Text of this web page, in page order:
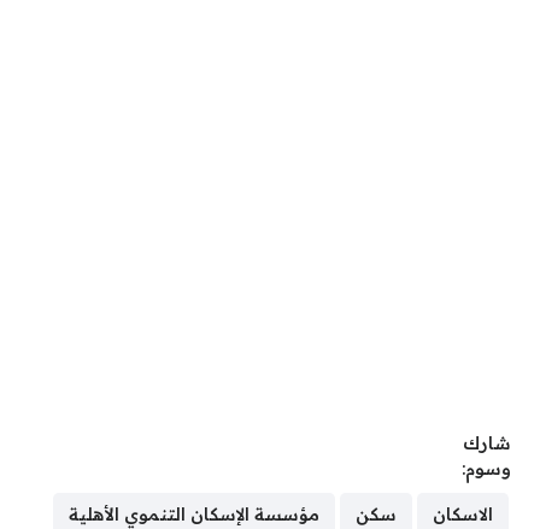
شارك
وسوم:
الاسكان سكن مؤسسة الإسكان التنموي الأهلية